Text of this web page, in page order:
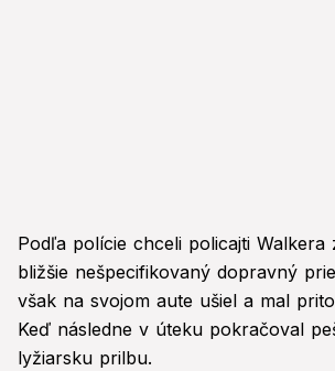
Podľa polície chceli policajti Walkera
bližšie nešpecifikovaný dopravný
však na svojom aute ušiel a mal
Keď následne v úteku pokračoval
lyžiarsku prilbu.